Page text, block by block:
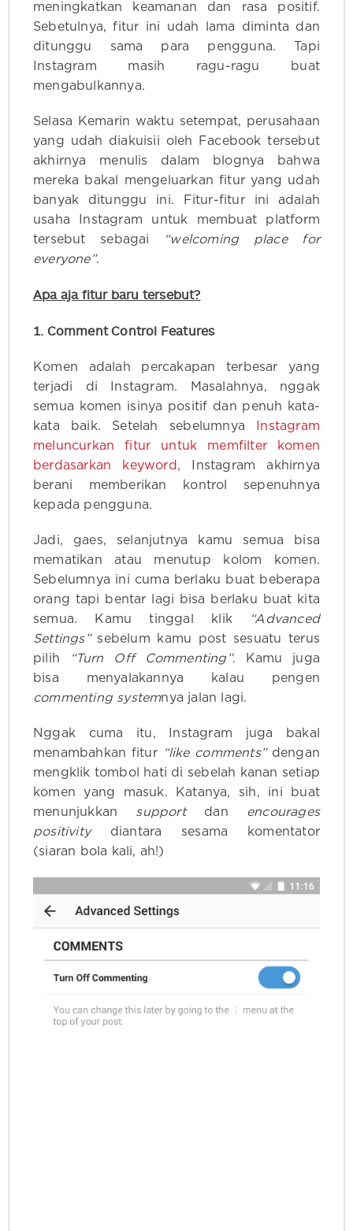
meningkatkan keamanan dan rasa positif.
Sebetulnya, fitur ini udah lama diminta dan
ditunggu sama para pengguna. Tapi
Instagram masih ragu-ragu buat
mengabulkannya.
Selasa Kemarin waktu setempat, perusahaan
yang udah diakuisii oleh Facebook tersebut
akhirnya menulis dalam blognya bahwa
mereka bakal mengeluarkan fitur yang udah
banyak ditunggu ini. Fitur-fitur ini adalah
usaha Instagram untuk membuat platform
tersebut sebagai
“welcoming place for
everyone”.
Apa aja fitur baru tersebut?
1. Comment Control Features
Komen adalah percakapan terbesar yang
terjadi di Instagram. Masalahnya, nggak
semua komen isinya positif dan penuh kata-
kata baik. Setelah sebelumnya
Instagram
meluncurkan fitur untuk memfilter komen
berdasarkan keyword , Instagram akhirnya
berani memberikan kontrol sepenuhnya
kepada pengguna.
Jadi, gaes, selanjutnya kamu semua bisa
mematikan atau menutup kolom komen.
Sebelumnya ini cuma berlaku buat beberapa
orang tapi bentar lagi bisa berlaku buat kita
semua. Kamu tinggal klik
“Advanced
Settings”sebelum kamu post sesuatu terus
pilih
“Turn Off Commenting”. Kamu juga
bisa menyalakannya kalau pengen
commenting systemnya jalan lagi.
Nggak cuma itu, Instagram juga bakal
menambahkan fitur
“like comments”dengan
mengklik tombol hati di sebelah kanan setiap
komen yang masuk. Katanya, sih, ini buat
menunjukkan supportdan encourages
positivitydiantara sesama komentator
(siaran bola kali, ah!)